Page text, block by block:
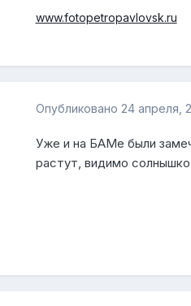
www.fotopetropavlovsk.ru
Опубликовано 24 апреля,
Уже и на БАМе были
растут, видимо